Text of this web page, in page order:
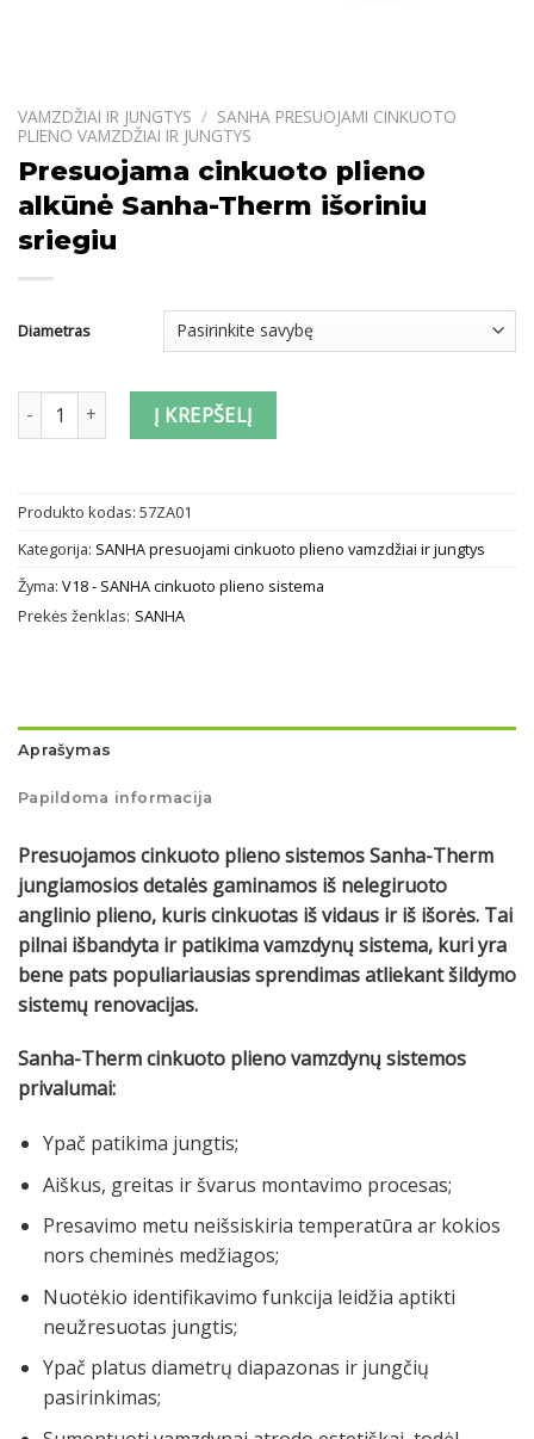
VAMZDŽIAI IR JUNGTYS / SANHA PRESUOJAMI CINKUOTO
PLIENO VAMZDŽIAI IR JUNGTYS
Presuojama cinkuoto plieno
alkūnė Sanha-Therm išoriniu
sriegiu
Diametras
produkto kiekis: Presuojama cinkuoto plieno alkūnė Sanha-
Į KREPŠELĮ
Produkto kodas: 57ZA01
Kategorija: SANHA presuojami cinkuoto plieno vamzdžiai ir jungtys
Žyma: V18 - SANHA cinkuoto plieno sistema
Prekės ženklas: SANHA
Aprašymas
Papildoma informacija
Presuojamos cinkuoto plieno sistemos Sanha-Therm
jungiamosios detalės gaminamos iš nelegiruoto
anglinio plieno, kuris cinkuotas iš vidaus ir iš išorės. Tai
pilnai išbandyta ir patikima vamzdynų sistema, kuri yra
bene pats populiariausias sprendimas atliekant šildymo
sistemų renovacijas.
Sanha-Therm cinkuoto plieno vamzdynų sistemos
privalumai:
Ypač patikima jungtis;
Aiškus, greitas ir švarus montavimo procesas;
Presavimo metu neišsiskiria temperatūra ar kokios
nors cheminės medžiagos;
Nuotėkio identifikavimo funkcija leidžia aptikti
neužresuotas jungtis;
Ypač platus diametrų diapazonas ir jungčių
pasirinkimas;